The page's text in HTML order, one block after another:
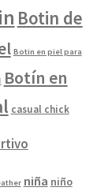
Botin de
Botin en piel para
Botín en
casual chick
niña niño